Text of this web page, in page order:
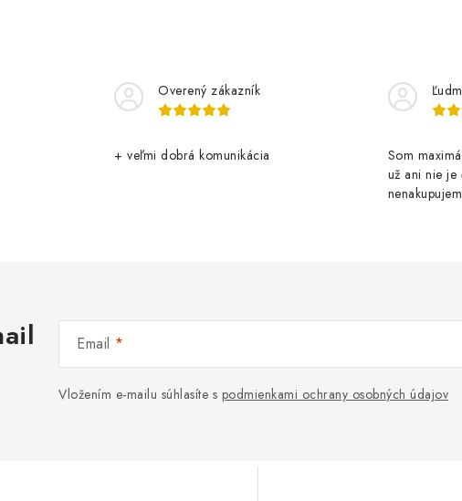
Overený zákazník
+ veľmi dobrá komunikácia
Som
už ani nie je
Email
Vložením e-mailu súhlasíte s podmienkami ochrany osobných údajov